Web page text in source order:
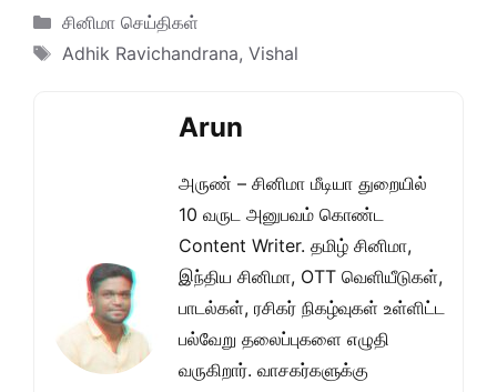
Categories
சினிமா செய்திகள்
Tags
Adhik Ravichandrana, Vishal
Arun
அருண் – சினிமா மீடியா துறையில்
10 வருட அனுபவம் கொண்ட
Content Writer. தமிழ் சினிமா,
இந்திய சினிமா, OTT வெளியீடுகள்,
பாடல்கள், ரசிகர் நிகழ்வுகள் உள்ளிட்ட
பல்வேறு தலைப்புகளை எழுதி
வருகிறார். வாசகர்களுக்கு